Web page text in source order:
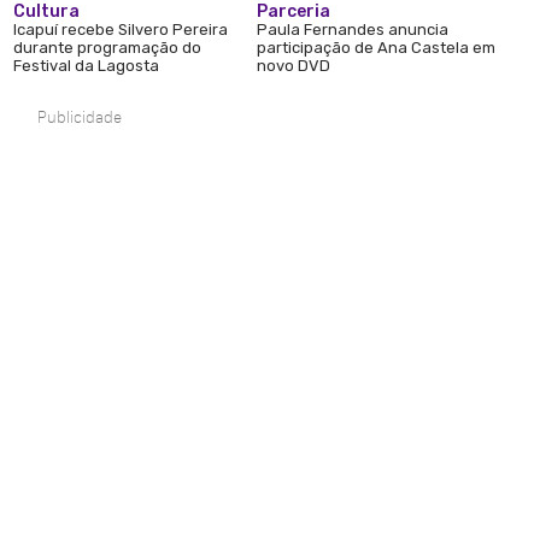
Cultura
Icapuí recebe Silvero Pereira
durante programação do
Festival da Lagosta
Parceria
Paula Fernandes anuncia
participação de Ana Castela em
novo DVD
Publicidade